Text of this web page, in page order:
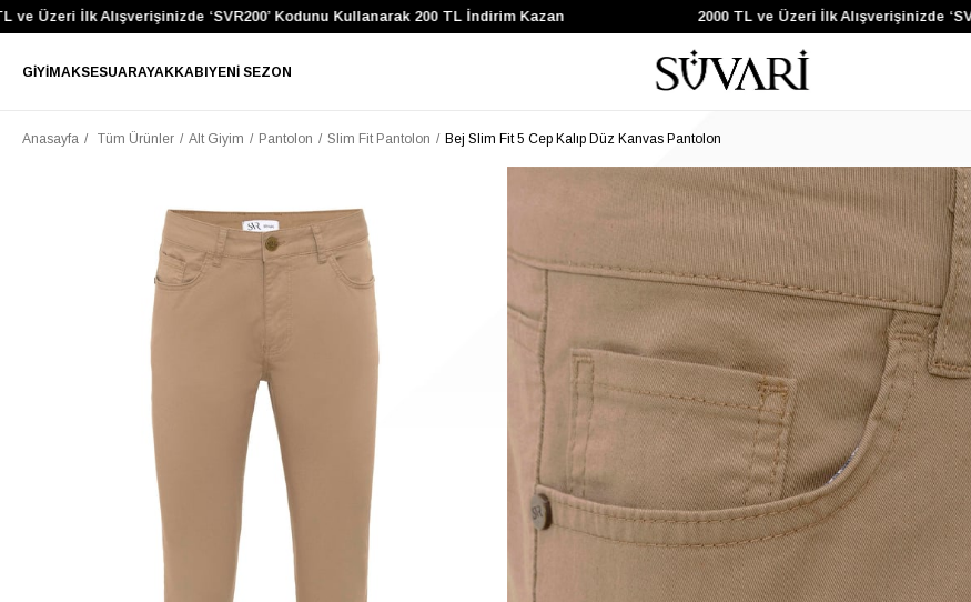
Üzeri İlk Alışverişinizde ‘SVR200’ Kodunu Kullanarak 200 TL İndirim Kazan 2000 TL ve Üzeri İlk Alışverişinizde
GIYIMAKSESUARAYAKKABIYENI SEZON
Anasayfa Tüm Ürünler Alt Giyim Pantolon Slim Fit Pantolon Bej Slim Fit 5 Cep Kalıp Düz Kanvas Pantolon